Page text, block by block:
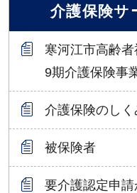
介護保険サ
寒河江市高齢
9期介護保険事
介護保険のしく
被保険者
要介護認定申